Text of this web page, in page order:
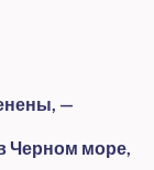
—
Черном море,